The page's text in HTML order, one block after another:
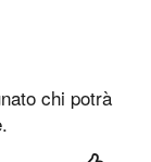
chi potrà